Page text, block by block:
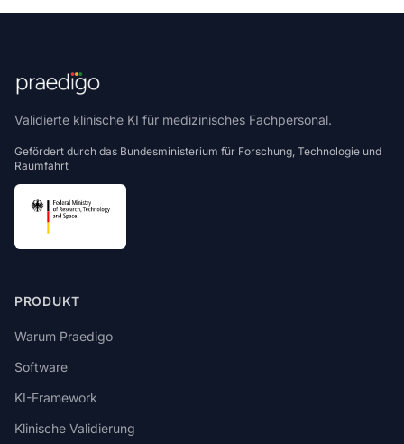
Validierte klinische KI für medizinisches Fachpersonal.
Gefördert durch das Bundesministerium für Forschung, Technologie und
Raumfahrt
PRODUKT
Warum Praedigo
Software
KI-Framework
Klinische Validierung